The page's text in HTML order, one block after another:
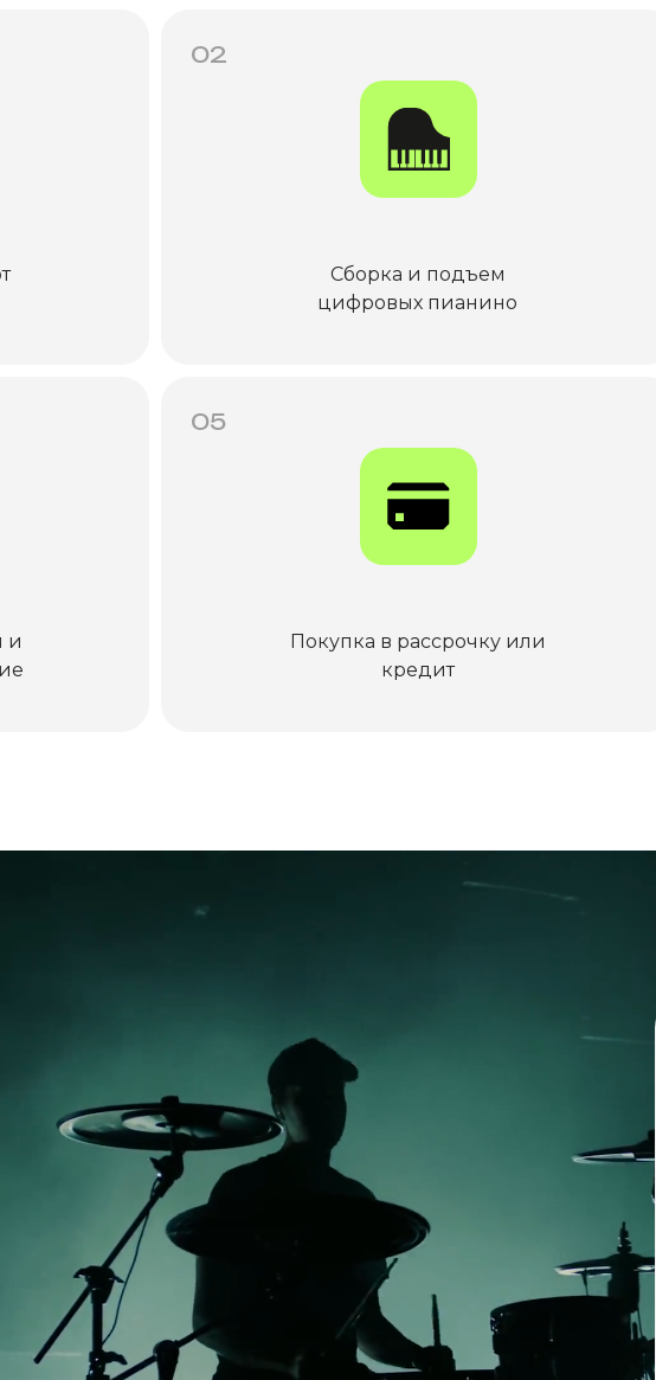
02
Сборка и подъем
цифровых пианино
и
05
Покупка в рассрочку или
кредит